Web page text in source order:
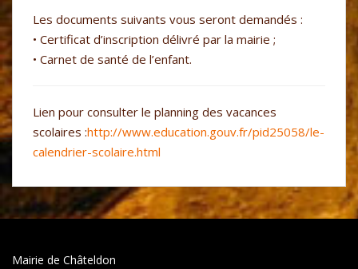
Les documents suivants vous seront demandés :
• Certificat d’inscription délivré par la mairie ;
• Carnet de santé de l’enfant.
Lien pour consulter le planning des vacances
scolaires :http://www.education.gouv.fr/pid25058/le-
calendrier-scolaire.html
Mairie de Châteldon